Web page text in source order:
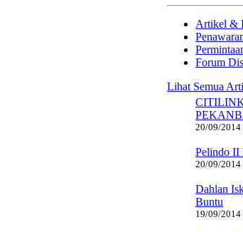
Artikel &
Forum
Lihat Semua
CITILINK
20/09/2014
Pelindo II
20/09/2014
Dahlan
Buntu
19/09/2014